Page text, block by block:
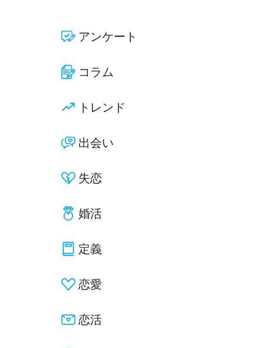
アンケート
コラム
トレンド
出会い
失恋
婚活
定義
恋愛
恋活